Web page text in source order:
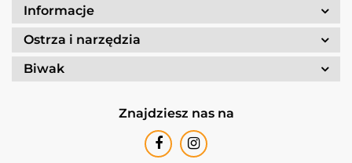
Informacje
Ostrza i narzędzia
Biwak
Znajdziesz nas na